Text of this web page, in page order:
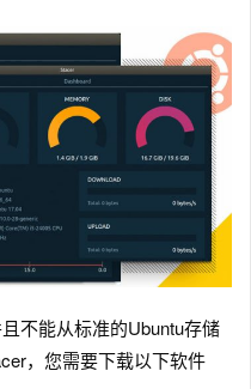
不能从标准的Ubuntu存储
，您需要下载以下软件